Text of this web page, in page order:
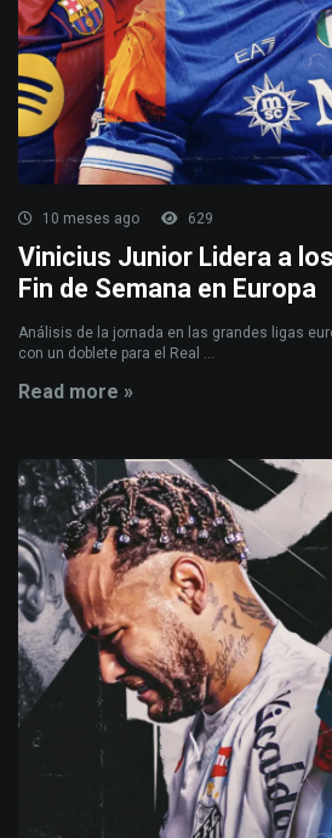
10 meses ago 629
Vinicius Junior Lidera a
Fin de Semana en Europa
Análisis de la jornada en las grandes ligas
con un doblete para el Real ...
Read more »